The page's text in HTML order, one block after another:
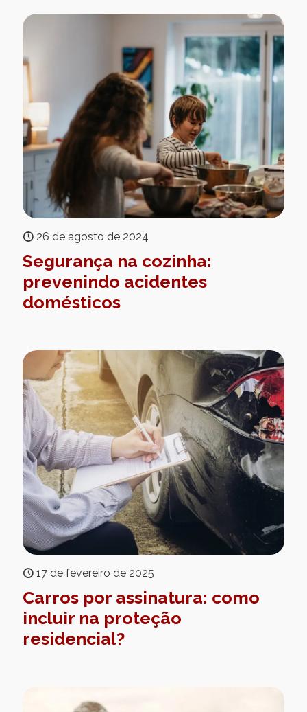
26 de agosto de 2024
Segurança na cozinha:
prevenindo acidentes
domésticos
17 de fevereiro de 2025
Carros por assinatura: como
incluir na proteção
residencial?